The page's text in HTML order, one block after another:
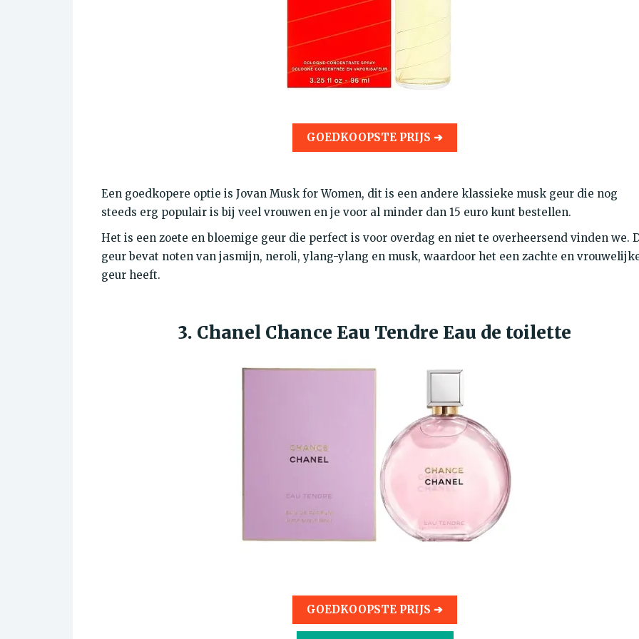
GOEDKOOPSTE PRIJS ➔
Een goedkopere optie is Jovan Musk for Women, dit is een andere klassieke musk geur die nog
steeds erg populair is bij veel vrouwen en je voor al minder dan 15 euro kunt bestellen.
Het is een zoete en bloemige geur die perfect is voor overdag en niet te overheersend vinden we.
geur bevat noten van jasmijn, neroli, ylang-ylang en musk, waardoor het een zachte en
geur heeft.
3. Chanel Chance Eau Tendre Eau de toilette
GOEDKOOPSTE PRIJS ➔